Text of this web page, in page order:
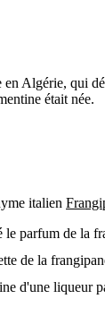
Algérie, qui
était née.
italien
parfum de la
de la
d'une liqueur